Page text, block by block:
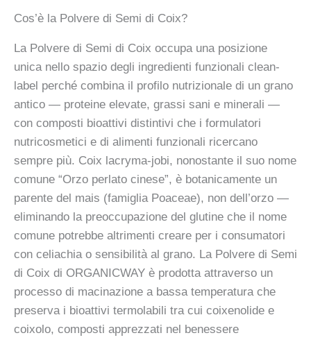
Coix
quantità
Cos’è la Polvere di Semi di Coix?
La Polvere di Semi di Coix occupa una posizione
unica nello spazio degli ingredienti funzionali clean-
label perché combina il profilo nutrizionale di un grano
antico — proteine elevate, grassi sani e minerali —
con composti bioattivi distintivi che i formulatori
nutricosmetici e di alimenti funzionali ricercano
sempre più. Coix lacryma-jobi, nonostante il suo nome
comune “Orzo perlato cinese”, è botanicamente un
parente del mais (famiglia Poaceae), non dell’orzo —
eliminando la preoccupazione del glutine che il nome
comune potrebbe altrimenti creare per i consumatori
con celiachia o sensibilità al grano. La Polvere di Semi
di Coix di ORGANICWAY è prodotta attraverso un
processo di macinazione a bassa temperatura che
preserva i bioattivi termolabili tra cui coixenolide e
coixolo, composti apprezzati nel benessere